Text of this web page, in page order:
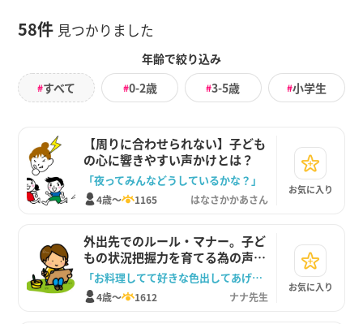
58件 見つかりました
年齢で絞り込み
#すべて #0-2歳 #3-5歳 #小学生
【周りに合わせられない】子ども
の心に響きやすい声かけとは？
「夜ってみんなどうしているかな？」
4歳～ 1165 はなさかかあさん
お気に入り
外出先でのルール・マナー。子ど
もの状況把握力を育てる為の声か
けのポイント
「お料理してて好きな色出してあげられないからクレヨンでもいい？」
4歳～ 1612 ナナ先生
お気に入り